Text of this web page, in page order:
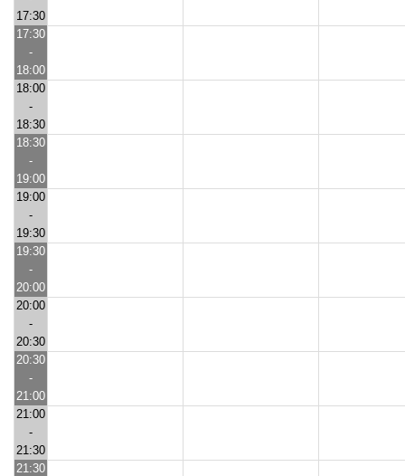
17:30
17:30
-
18:00
18:00
-
18:30
18:30
-
19:00
19:00
-
19:30
19:30
-
20:00
20:00
-
20:30
20:30
-
21:00
21:00
-
21:30
21:30